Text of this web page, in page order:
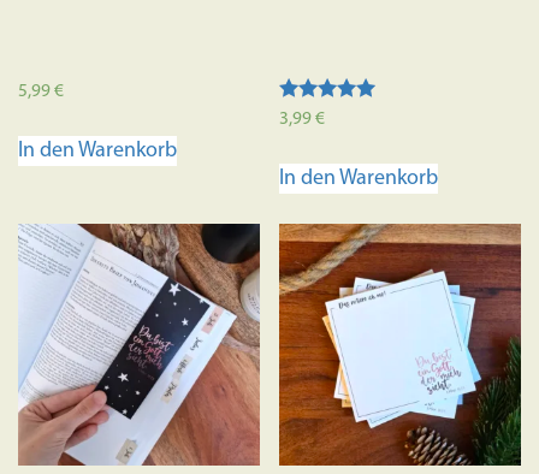
5,99€
In den Warenkorb
Bewertet mit
3,99€
In den Warenkorb